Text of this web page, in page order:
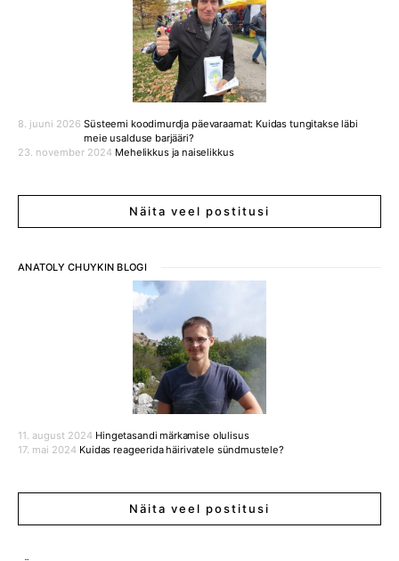
Süsteemi koodimurdja päevaraamat: Kuidas tungitakse läbi
meie usalduse barjääri?
8. juuni 2026
Mehelikkus ja naiselikkus
23. november 2024
Näita veel postitusi
ANATOLY CHUYKIN BLOGI
Hingetasandi märkamise olulisus
11. august 2024
Kuidas reageerida häirivatele sündmustele?
17. mai 2024
Näita veel postitusi